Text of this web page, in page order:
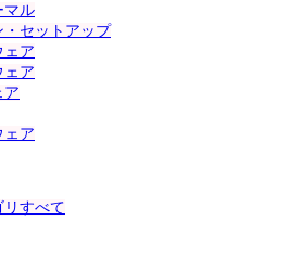
マル
・セットアップ
ェア
ェア
ア
ェア
リすべて